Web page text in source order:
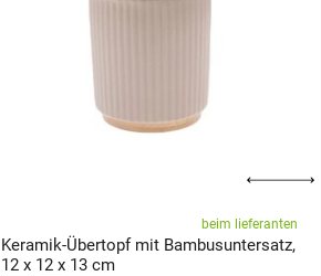
beim lieferanten
Keramik-Übertopf mit Bambusuntersatz,
12 x 12 x 13 cm